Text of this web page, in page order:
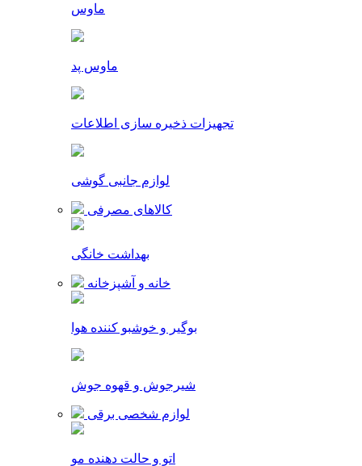
ماوس
ماوس پد
تجهیزات ذخیره سازی اطلاعات
لوازم جانبی گوشی
کالاهای مصرفی
بهداشت خانگی
خانه و آشپزخانه
بوگیر و خوشبو کننده هوا
شیرجوش و قهوه جوش
لوازم شخصی برقی
اتو و حالت دهنده مو